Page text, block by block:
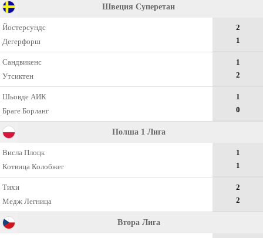
Швеция Суперетан
Йостерсундс
Дегерфорш
2
1
Сандвикенс
Утсиктен
1
2
Шьовде АИК
Браге Борланг
1
0
Полша 1 Лига
Висла Плоцк
Котвица Колобжег
1
1
Тихи
Медж Легница
2
2
Втора Лига